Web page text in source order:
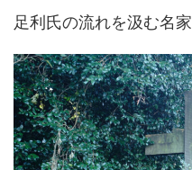
足利氏の流れを汲む名